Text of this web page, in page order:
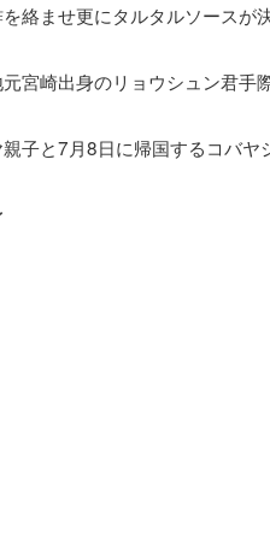
絡ませ更にタルタルソースが
宮崎出身のリョウシュン君手
子と7月8日に帰国するコバヤ